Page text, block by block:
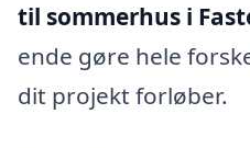
til sommerhus i
ende gøre hele
dit projekt forløber.